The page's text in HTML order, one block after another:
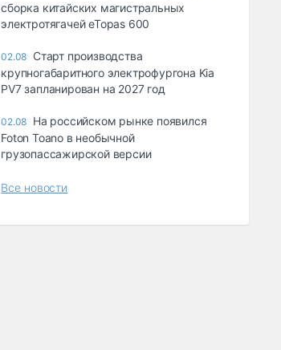
сборка китайских магистральных
электротягачей eTopas 600
02.08 Старт производства
крупногабаритного электрофургона Kia
PV7 запланирован на 2027 год
02.08 На российском рынке появился
Foton Toano в необычной
грузопассажирской версии
Все новости